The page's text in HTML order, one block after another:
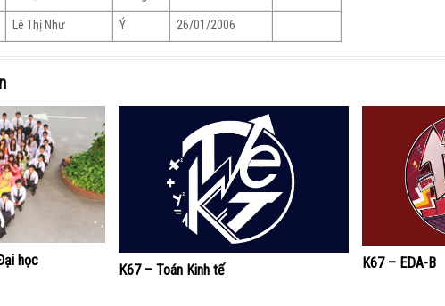
Lê Thị Như Ý 26/01/2006
học
K67 – Toán Kinh tế K67 – EDA-B